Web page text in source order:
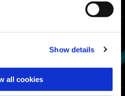
Show details
all cookies
07:56.47
07:47.37
07:25.25